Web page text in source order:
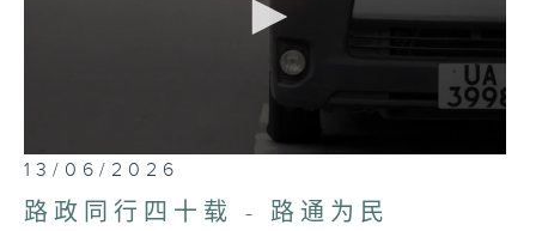
0
seconds
of
23
13/06/2026
路政同行四十载 - 路通为民